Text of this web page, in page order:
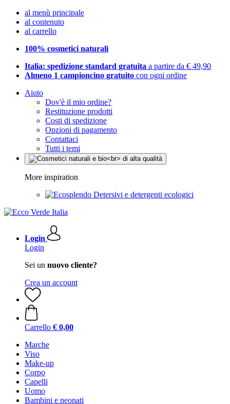
al menù principale
al contenuto
al carrello
100% cosmetici naturali
Italia: spedizione standard gratuita a partire da € 49,90
Almeno 1 campioncino gratuito con ogni ordine
Aiuto
Dov'è il mio ordine?
Restituzione prodotti
Costi di spedizione
Opzioni di pagamento
Contattaci
Tutti i temi
More inspiration
Detersivi e detergenti ecologici
Login
Login
Sei un nuovo cliente?
Crea un account
Carrello € 0,00
Marche
Viso
Make-up
Corpo
Capelli
Uomo
Bambini e neonati